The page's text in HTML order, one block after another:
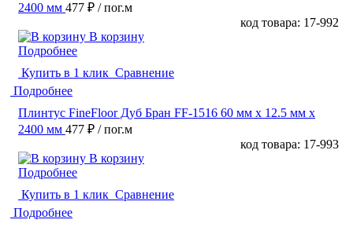
2400 мм 477 ₽ / пог.м
код товара: 17-992
В корзину
Подробнее
Купить в 1 клик Сравнение
Подробнее
Плинтус FineFloor Дуб Бран FF-1516 60 мм х 12.5 мм х
2400 мм 477 ₽ / пог.м
код товара: 17-993
В корзину
Подробнее
Купить в 1 клик Сравнение
Подробнее